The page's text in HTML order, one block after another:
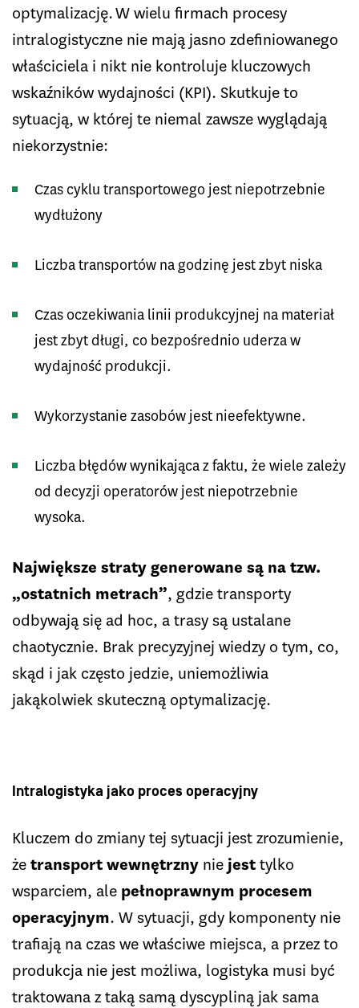
optymalizację. W wielu firmach procesy
intralogistyczne nie mają jasno zdefiniowanego
właściciela i nikt nie kontroluje kluczowych
wskaźników wydajności (KPI). Skutkuje to
sytuacją, w której te niemal zawsze wyglądają
niekorzystnie:
Czas cyklu transportowego jest niepotrzebnie
wydłużony
Liczba transportów na godzinę jest zbyt niska
Czas oczekiwania linii produkcyjnej na materiał
jest zbyt długi, co bezpośrednio uderza w
wydajność produkcji.
Wykorzystanie zasobów jest nieefektywne.
Liczba błędów wynikająca z faktu, że wiele zależy
od decyzji operatorów jest niepotrzebnie
wysoka.
Największe straty generowane są na tzw.
„ostatnich metrach”, gdzie transporty
odbywają się ad hoc, a trasy są ustalane
chaotycznie. Brak precyzyjnej wiedzy o tym, co,
skąd i jak często jedzie, uniemożliwia
jakąkolwiek skuteczną optymalizację.
Intralogistyka jako proces operacyjny
Kluczem do zmiany tej sytuacji jest zrozumienie,
żetransport wewnętrzny nie jesttylko
wsparciem, ale pełnoprawnym procesem
operacyjnym. W sytuacji, gdy komponenty nie
trafiają na czas we właściwe miejsca, a przez to
produkcja nie jest możliwa, logistyka musi być
traktowana z taką samą dyscypliną jak sama